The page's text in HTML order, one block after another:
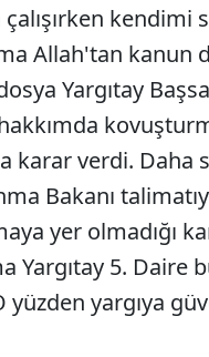
kendimi
Allah'tan kanun
Yargıtay
karar verdi. Daha
Bakanı
yer olmadığı
Yargıtay 5. Daire
yüzden yargıya